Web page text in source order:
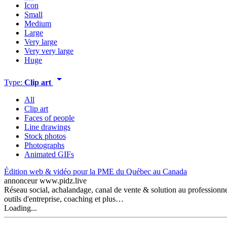
Icon
Small
Medium
Large
Very large
Very very large
Huge
Type: Clip art arrow_drop_down
All
Clip art
Faces of people
Line drawings
Stock photos
Photographs
Animated GIFs
Édition web & vidéo pour la PME du Québec au Canada
annonceurwww.pidz.live
Réseau social, achalandage, canal de vente & solution au
outils d'entreprise, coaching et plus…
Loading...